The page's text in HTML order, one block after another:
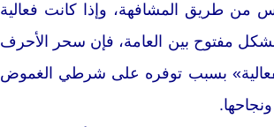
من طريق المشافهة، وإذا كانت فعالية
بشكل مفتوح بين العامة، فإن سحر الأحرف
بسبب توفره على شرطي الغموض